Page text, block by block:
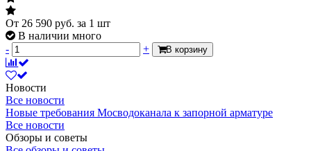
От 26 590 руб. за 1 шт
В наличии много
-
+ В корзину
Новости
Все новости
Новые требования Мосводоканала к запорной арматуре
Все новости
Обзоры и советы